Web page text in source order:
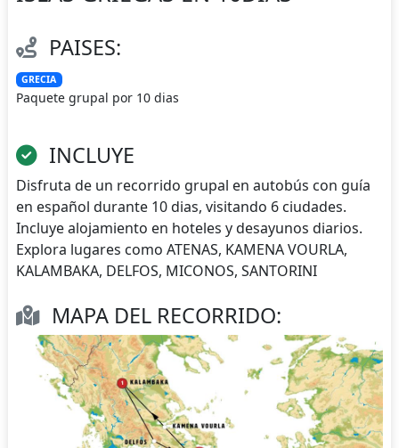
PAISES:
GRECIA
Paquete grupal por 10 dias
INCLUYE
Disfruta de un recorrido grupal en autobús con guía
en español durante 10 dias, visitando 6 ciudades.
Incluye alojamiento en hoteles y desayunos diarios.
Explora lugares como ATENAS, KAMENA VOURLA,
KALAMBAKA, DELFOS, MICONOS, SANTORINI
MAPA DEL RECORRIDO: